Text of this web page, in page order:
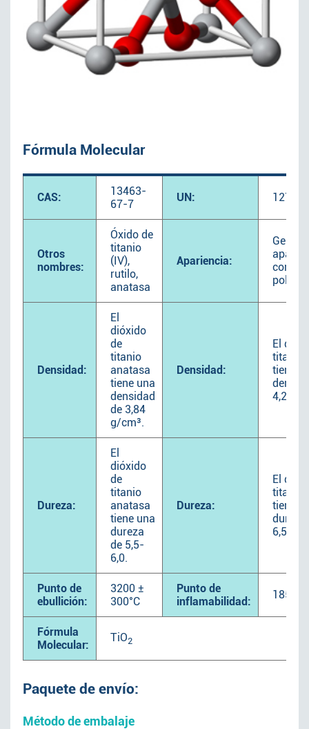
Fórmula Molecular
CAS:
13463-
67-7
UN: 1274
Otros
nombres:
Óxido de
titanio
(IV),
rutilo,
anatasa
Apariencia:
como
polvo
Densidad:
El
dióxido
de
titanio
anatasa
tiene una
densidad
de 3,84
g/cm³.
Densidad:
El
titanio
tiene
4,26 g/
Dureza:
El
dióxido
de
titanio
anatasa
tiene una
dureza
de 5,5-
6,0.
Dureza:
El
titanio
tiene
6,5.
Punto de
ebullición:
3200 ±
300°C
Punto de
inflamabilidad:
1850°C
Fórmula
Molecular:
TiO2
Paquete de envío:
Método de embalaje